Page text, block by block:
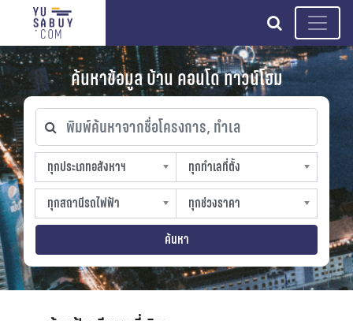
search
ค้นหาข้อมูล บ้าน คอนโด ทาวน์โฮม
พิมพ์ค้นหาจากชื่อโครงการ, ทำเล
ทุกประเภทอสังหาฯ
ทุกประเภทอสังหาฯ
sproperty
ทุกทำเลที่ตั้ง
ทุกทำเลที่ตั้ง
slocation
ทุกสถานีรถไฟฟ้า
ทุกสถานีรถไฟฟ้า
strain-station
ทุกช่วงราคา
ทุกช่วงราคา
sprice
ค้นหา